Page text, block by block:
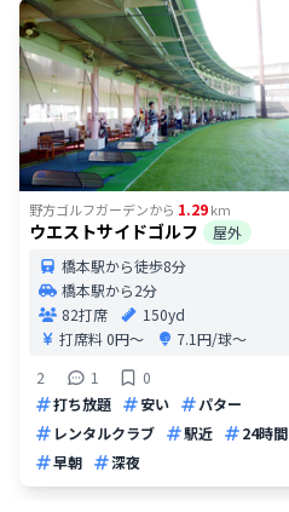
野方ゴルフガーデンから 1.29km
ウエストサイドゴルフ
屋外
橋本駅から徒歩8分
橋本駅から2分
82打席
150yd
打席料0円〜
7.1円/球〜
2
1
0
打ち放題
安い
パター
レンタルクラブ
駅近
24時間
早朝
深夜